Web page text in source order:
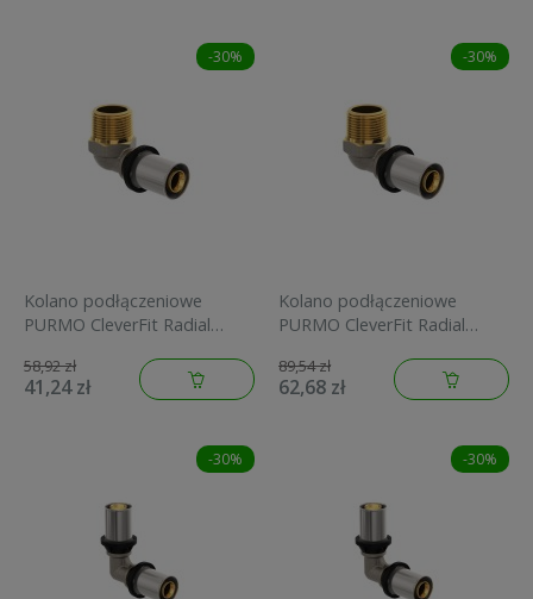
-30%
Kolano podłączeniowe
PURMO CleverFit Radial
FAZ4E34M26A000E0
58,92 zł
41,24 zł
-30%
Kolano podłączeniowe
PURMO CleverFit Radial
FAZ4E44M32A000E0
89,54 zł
62,68 zł
-30% -30%